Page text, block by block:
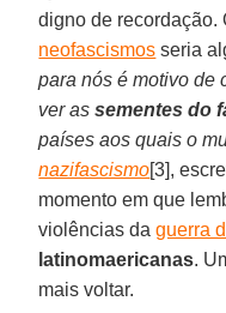
digno de recordação.
neofascismos seria
para nós é motivo de
ver as sementes do
países aos quais o
nazifascismo[3],
momento em que
violências daguerra
latinomaericanas.
mais voltar.